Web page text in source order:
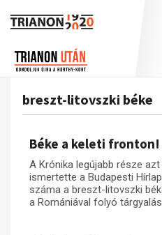
A
Utókor és
Adatbázis
Visszhang
breszt-litovszki béke
Béke a keleti fronton!
A Krónika legújabb része
ismertette a Budapesti
száma a breszt-litovszki
a Romániával folyó